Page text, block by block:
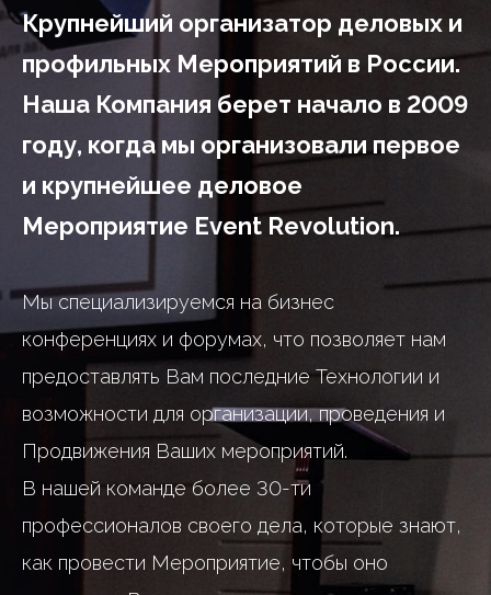
Крупнейший организатор деловых и
профильных Мероприятий в России.
Наша Компания берет начало в 2009
году, когда мы организовали первое
и крупнейшее деловое
Мероприятие Event Revolution.
Мы специализируемся на бизнес
конференциях и форумах, что позволяет нам
предоставлять Вам последние Технологии и
возможности для организации, проведения и
Продвижения Ваших мероприятий.
В нашей команде более 30-ти
профессионалов своего дела, которые знают,
как провести Мероприятие, чтобы оно